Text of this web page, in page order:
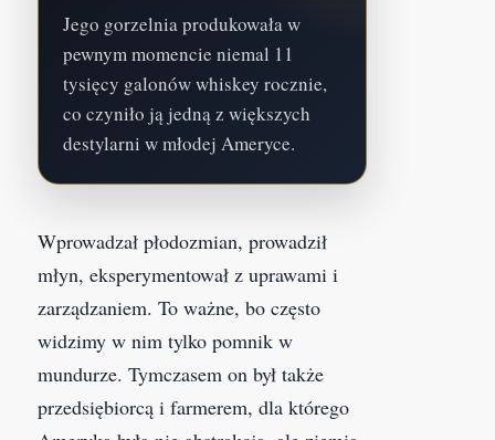
Jego gorzelnia produkowała w
pewnym momencie niemal 11
tysięcy galonów whiskey rocznie,
co czyniło ją jedną z większych
destylarni w młodej Ameryce.
Wprowadzał płodozmian, prowadził
młyn, eksperymentował z uprawami i
zarządzaniem. To ważne, bo często
widzimy w nim tylko pomnik w
mundurze. Tymczasem on był także
przedsiębiorcą i farmerem, dla którego